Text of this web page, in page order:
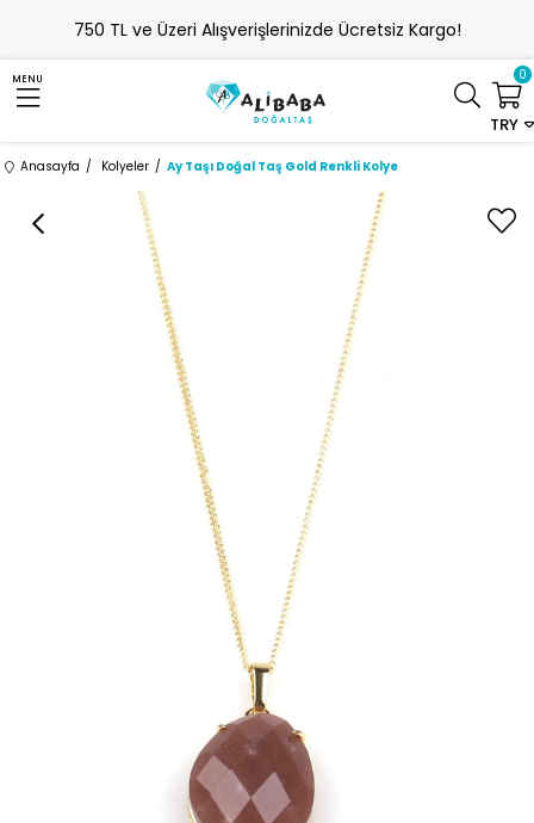
750 TL ve Üzeri Alışverişlerinizde Ücretsiz Kargo!
MENU
TRY
0
Anasayfa Kolyeler Ay Taşı Doğal Taş Gold Renkli Kolye